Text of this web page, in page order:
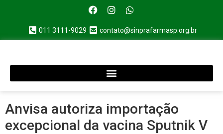
011 3111-9029 contato@sinprafarmasp.org.br
Anvisa autoriza importação
excepcional da vacina Sputnik V